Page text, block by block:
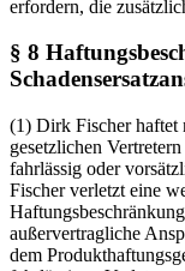
erfordern, die
§ 8
(1) Dirk Fischer haftet
gesetzlichen
fahrlässig oder
Fischer verletzt eine
außervertragliche
dem